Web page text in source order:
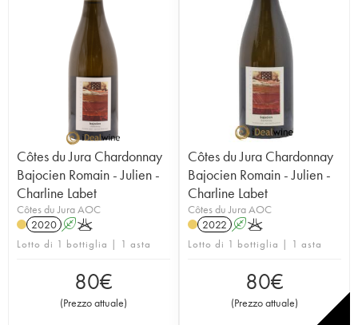
Côtes du Jura Chardonnay
Bajocien Romain - Julien -
Charline Labet
Côtes du Jura AOC
2020 AK
Lotto di 1 bottiglia | 1 asta
80€
(Prezzo attuale)
Côtes du Jura Chardonnay
Bajocien Romain - Julien -
Charline Labet
Côtes du Jura AOC
2022 AK
Lotto di 1 bottiglia | 1 asta
80€
(Prezzo attuale)